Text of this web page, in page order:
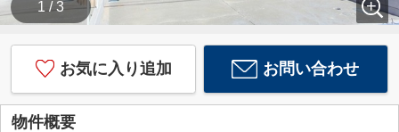
1 / 3
お気に入り追加 お問い合わせ
物件概要